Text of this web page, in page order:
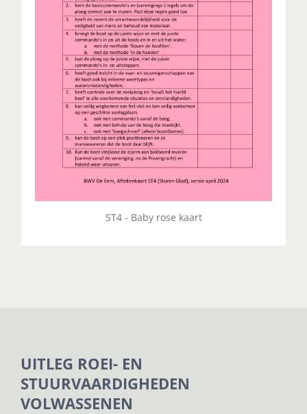
ST4 - Baby rose kaart
UITLEG ROEI- EN
STUURVAARDIGHEDEN
VOLWASSENEN